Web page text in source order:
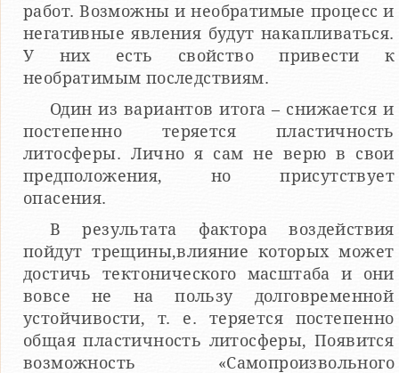
работ. Возможны и необратимые процесс и
негативные явления будут накапливаться.
У них есть свойство привести к
необратимым последствиям.
Один из вариантов итога – снижается и
постепенно теряется пластичность
литосферы. Лично я сам не верю в свои
предположения, но присутствует
опасения.
В результата фактора воздействия
пойдут трещины,влияние которых может
достичь тектонического масштаба и они
вовсе не на пользу долговременной
устойчивости, т. е. теряется постепенно
общая пластичность литосферы, Появится
возможность «Самопроизвольного